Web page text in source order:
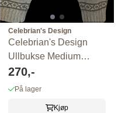
Celebrian's Design
Celebrian's Design
Ullbukse Medium
LONGIES ...
270,-
På lager
Kjøp